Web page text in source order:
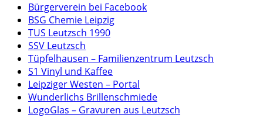
Bürgerverein bei Facebook
BSG Chemie Leipzig
TUS Leutzsch 1990
SSV Leutzsch
Tüpfelhausen – Familienzentrum Leutzsch
S1 Vinyl und Kaffee
Leipziger Westen – Portal
Wunderlichs Brillenschmiede
LogoGlas – Gravuren aus Leutzsch